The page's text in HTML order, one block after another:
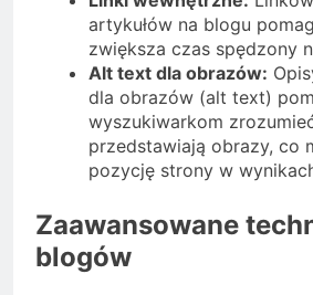
artykułów na blogu
zwiększa czas spędzony
Alt text dla obrazów:
dla obrazów (alt text)
wyszukiwarkom
przedstawiają obrazy, co
pozycję strony w
Zaawansowane
blogów